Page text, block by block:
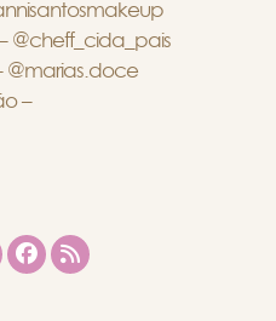
@cheff_cida_pais
@marias.doce
–